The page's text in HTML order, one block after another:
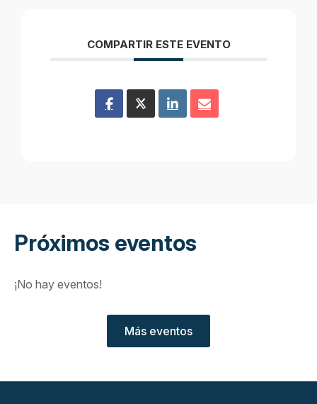
COMPARTIR ESTE EVENTO
Próximos eventos
¡No hay eventos!
Más eventos